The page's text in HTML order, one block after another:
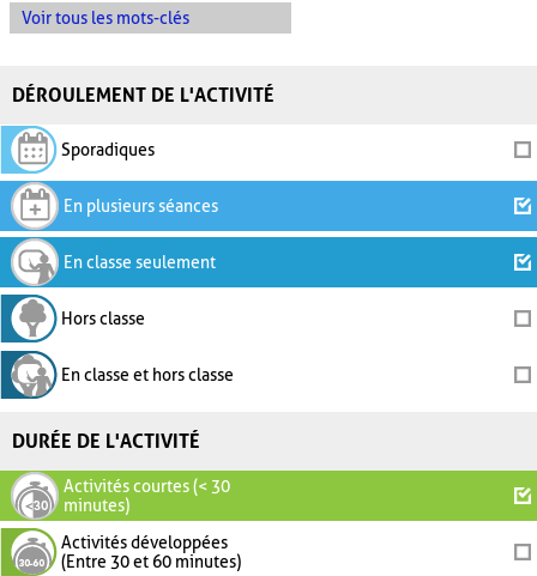
Voir tous les mots-clés
DÉROULEMENT DE L'ACTIVITÉ
Sporadiques
En plusieurs séances
En classe seulement
Hors classe
En classe et hors classe
DURÉE DE L'ACTIVITÉ
Activités courtes (< 30
minutes)
Activités développées
(Entre 30 et 60 minutes)